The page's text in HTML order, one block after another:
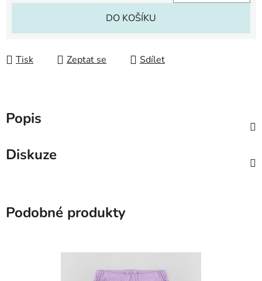
Měrná cena:
DO KOŠÍKU
Tisk Zeptat se Sdílet
Popis
Diskuze
Podobné produkty